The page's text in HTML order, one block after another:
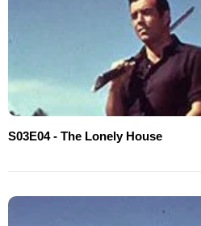
S03E04 - The Lonely House